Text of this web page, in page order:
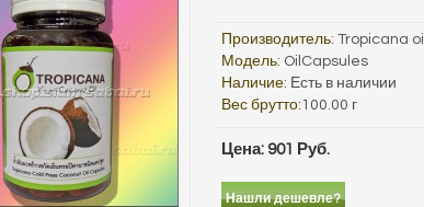
Производитель: Tropicana oil
Модель: OilCapsules
Наличие: Есть в наличии
Вес брутто: 100.00 г
Цена: 901 Руб.
Нашли дешевле?